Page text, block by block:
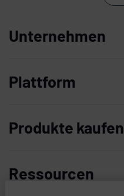
Unternehmen
Plattform
Produkte kaufen
Ressourcen